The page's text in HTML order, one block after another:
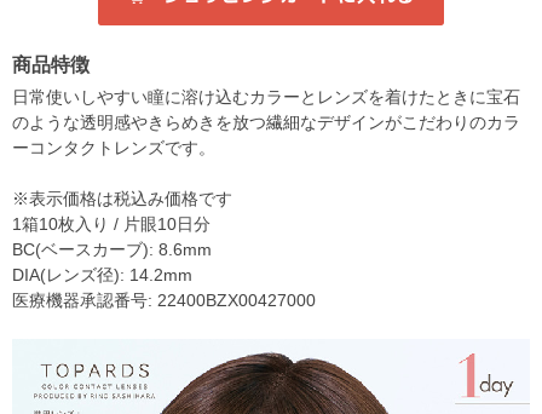
商品特徴
日常使いしやすい瞳に溶け込むカラーとレンズを着けたときに宝石
のような透明感やきらめきを放つ繊細なデザインがこだわりのカラ
ーコンタクトレンズです。
※表示価格は税込み価格です
1箱10枚入り / 片眼10日分
BC(ベースカーブ): 8.6mm
DIA(レンズ径): 14.2mm
医療機器承認番号: 22400BZX00427000